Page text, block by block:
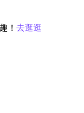
！ 去逛逛